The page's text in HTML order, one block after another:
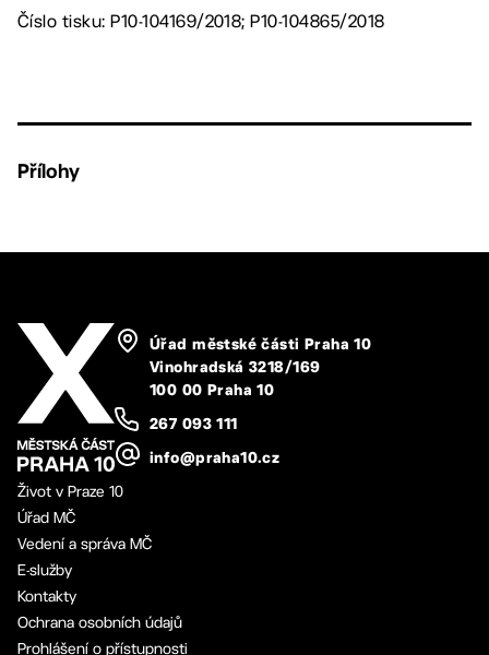
Číslo tisku: P10-104169/2018; P10-104865/2018
Přílohy
Úřad městské části Praha 10
Vinohradská 3218/169
100 00 Praha 10
267 093 111
info@praha10.cz
Život v Praze 10
Úřad MČ
Vedení a správa MČ
E-služby
Kontakty
Ochrana osobních údajů
Prohlášení o přístupnosti